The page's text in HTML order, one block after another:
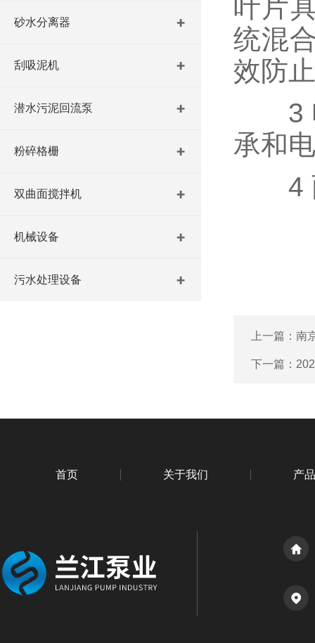
砂水分离器
刮吸泥机
潜水污泥回流泵
粉碎格栅
双曲面搅拌机
机械设备
污水处理设备
叶片
统混
效防
3 电
承和
4 两
上一篇： 南
下一篇：
首页 关于我们 产